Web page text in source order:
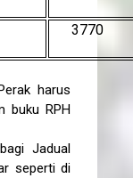
3770
harus
buku RPH
Jadual
seperti di